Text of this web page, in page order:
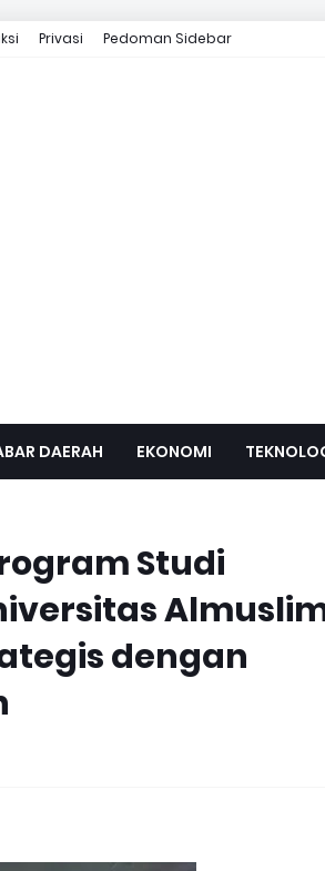
Privasi Pedoman Sidebar
DAERAH EKONOMI
Studi
dengan